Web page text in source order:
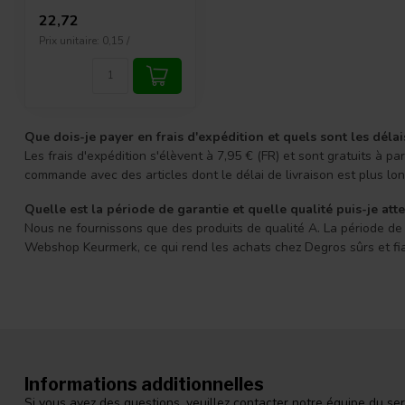
Publié le 26 octobre 2022 at 06:51
Martine
Publié le 22 février 2022 at 07:11
Goed product.
+ Super scherp
Publié le 25 février 2021 at 08:32
22,72
Prix unitaire: 0,15 /
Que dois-je payer en frais d'expédition et quels sont les
Les frais d'expédition s'élèvent à 7,95 € (FR) et sont gratuits à
commande avec des articles dont le délai de livraison est plus
Quelle est la période de garantie et quelle qualité puis-je
Nous ne fournissons que des produits de qualité A. La période
Webshop Keurmerk, ce qui rend les achats chez Degros sûrs et
Informations additionnelles